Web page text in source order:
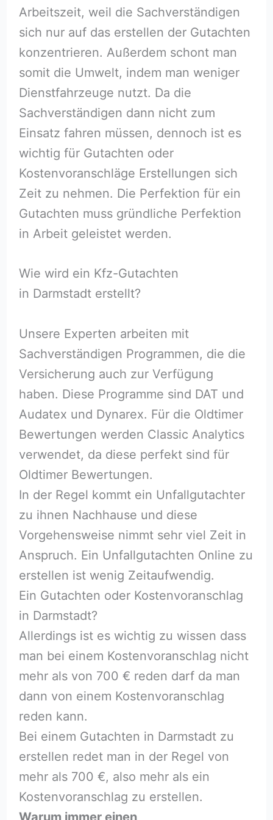
Arbeitszeit, weil die Sachverständigen
sich nur auf das erstellen der Gutachten
konzentrieren. Außerdem schont man
somit die Umwelt, indem man weniger
Dienstfahrzeuge nutzt. Da die
Sachverständigen dann nicht zum
Einsatz fahren müssen, dennoch ist es
wichtig für Gutachten oder
Kostenvoranschläge Erstellungen sich
Zeit zu nehmen. Die Perfektion für ein
Gutachten muss gründliche Perfektion
in Arbeit geleistet werden.
Wie wird ein Kfz-Gutachten
in Darmstadt erstellt?
Unsere Experten arbeiten mit
Sachverständigen Programmen, die die
Versicherung auch zur Verfügung
haben. Diese Programme sind DAT und
Audatex und Dynarex. Für die Oldtimer
Bewertungen werden Classic Analytics
verwendet, da diese perfekt sind für
Oldtimer Bewertungen.
In der Regel kommt ein Unfallgutachter
zu ihnen Nachhause und diese
Vorgehensweise nimmt sehr viel Zeit in
Anspruch. Ein Unfallgutachten Online zu
erstellen ist wenig Zeitaufwendig.
Ein Gutachten oder Kostenvoranschlag
in Darmstadt?
Allerdings ist es wichtig zu wissen dass
man bei einem Kostenvoranschlag nicht
mehr als von 700 € reden darf da man
dann von einem Kostenvoranschlag
reden kann.
Bei einem Gutachten in Darmstadt zu
erstellen redet man in der Regel von
mehr als 700 €, also mehr als ein
Kostenvoranschlag zu erstellen.
Warum immer einen